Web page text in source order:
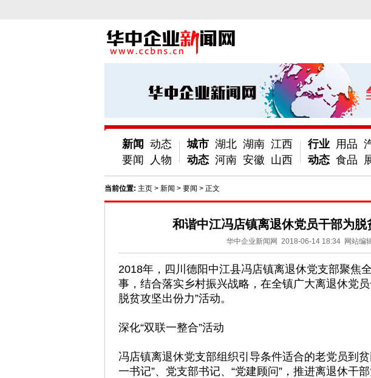
新闻
要闻
动态
人物
城市
动态
湖北 湖南 江西
河南 安徽 山西
行业
动态
用品
食品
当前位置: 主页 > 新闻 > 要闻 > 正文
和谐中江冯店镇离退休党员干部为脱
华中企业新闻网 2018-06-14 18:34 网站编
2018年，四川德阳中江县冯店镇离退休党支部聚焦
事，结合落实乡村振兴战略，在全镇广大离退休党
脱贫攻坚出份力”活动。
深化“双联一整合”活动
冯店镇离退休党支部组织引导条件适合的老党员到
一书记”、党支部书记、“党建顾问”，推进离退休干